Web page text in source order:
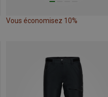
Vous économisez 10%